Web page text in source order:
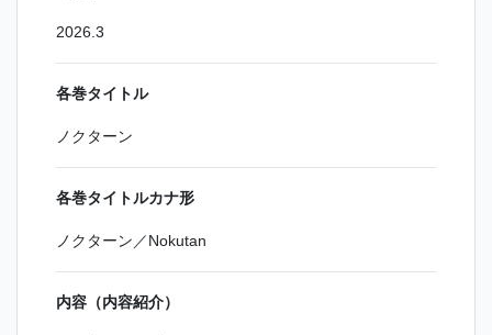
2026.3
各巻タイトル
ノクターン
各巻タイトルカナ形
ノクターン／Nokutan
内容（内容紹介）